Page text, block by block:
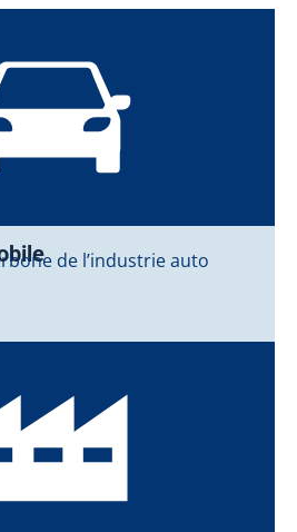
de l’industrie auto